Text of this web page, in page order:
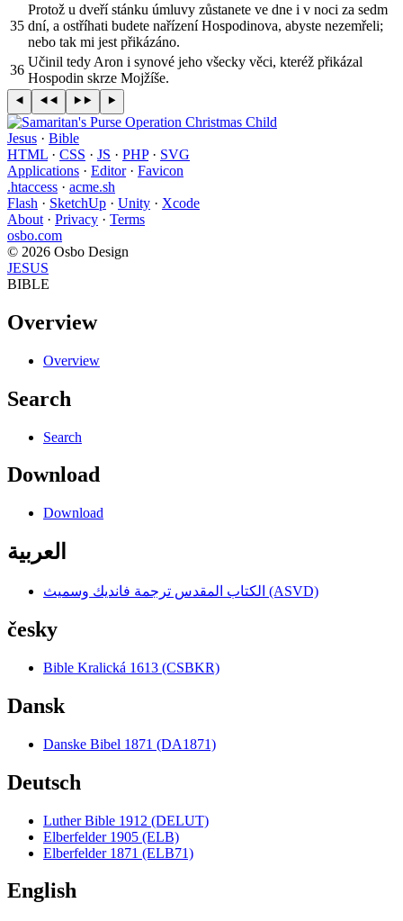
35
Protož u dveří stánku úmluvy zůstanete ve dne i v noci za sedm
dní, a ostříhati budete nařízení Hospodinova, abyste nezemřeli;
nebo tak mi jest přikázáno.
36
Učinil tedy Aron i synové jeho všecky věci, kteréž přikázal
Hospodin skrze Mojžíše.
Jesus · Bible
HTML · CSS · JS · PHP· SVG
Applications · Editor· Favicon
.htaccess · acme.sh
Flash · SketchUp · Unity · Xcode
About · Privacy · Terms
osbo.com
© 2026 Osbo Design
JESUS
BIBLE
Overview
Overview
Search
Search
Download
Download
العربية
الكتاب المقدس ترجمة فانديك وسميث (ASVD)
česky
Bible Kralická 1613 (CSBKR)
Dansk
Danske Bibel 1871 (DA1871)
Deutsch
Luther Bible 1912 (DELUT)
Elberfelder 1905 (ELB)
Elberfelder 1871 (ELB71)
English